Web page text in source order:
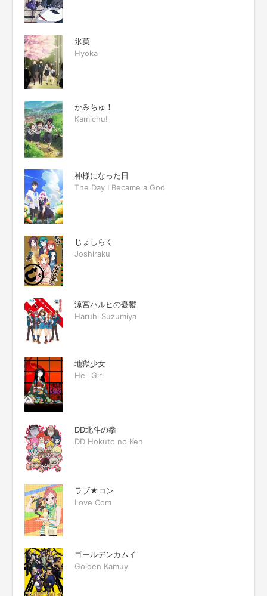
氷菓
Hyoka
かみちゅ！
Kamichu!
神様になった日
The Day I Became a God
じょしらく
Joshiraku
涼宮ハルヒの憂鬱
Haruhi Suzumiya
地獄少女
Hell Girl
DD北斗の拳
DD Hokuto no Ken
ラブ★コン
Love Com
ゴールデンカムイ
Golden Kamuy